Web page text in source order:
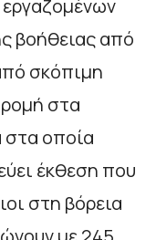
βοήθειας από
σκόπιμη
στα
στα οποία
έκθεση που
στη βόρεια